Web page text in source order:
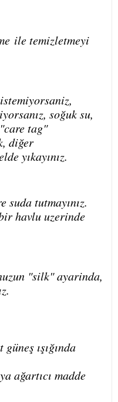
ile temizletmeyi
soğuk su,
tag"
diğer
yıkayınız.
tutmayınız.
havlu uzerinde
"silk" ayarinda,
ışığında
ağartıcı madde